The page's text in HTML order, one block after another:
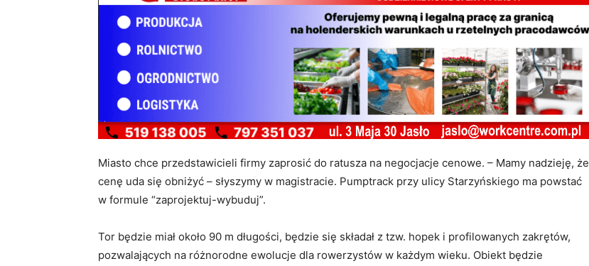
Miasto chce przedstawicieli firmy zaprosić do ratusza na negocjacje cenowe. – Mamy nadzieję, że
cenę uda się obniżyć – słyszymy w magistracie. Pumptrack przy ulicy Starzyńskiego ma powstać
w formule “zaprojektuj-wybuduj”.
Tor będzie miał około 90 m długości, będzie się składał z tzw. hopek i profilowanych zakrętów,
pozwalających na różnorodne ewolucje dla rowerzystów w każdym wieku. Obiekt będzie